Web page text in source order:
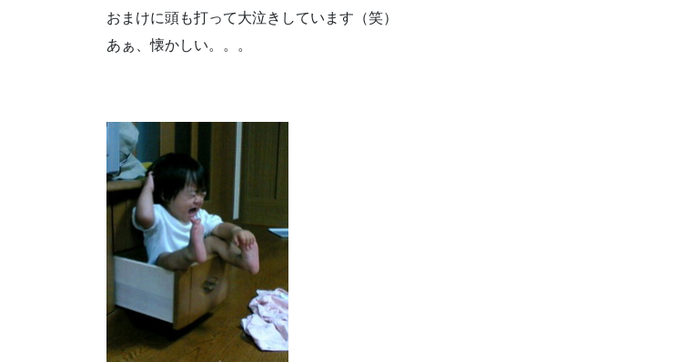
おまけに頭も打って大泣きしています（笑）
あぁ、懐かしい。。。